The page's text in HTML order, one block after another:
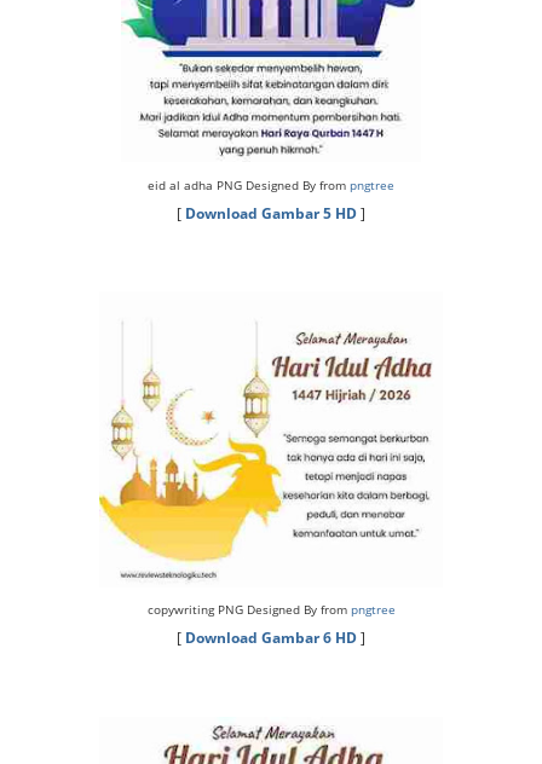
eid al adha PNG Designed By from pngtree
[ Download Gambar 5 HD]
copywriting PNG Designed By from pngtree
[ Download Gambar 6 HD]